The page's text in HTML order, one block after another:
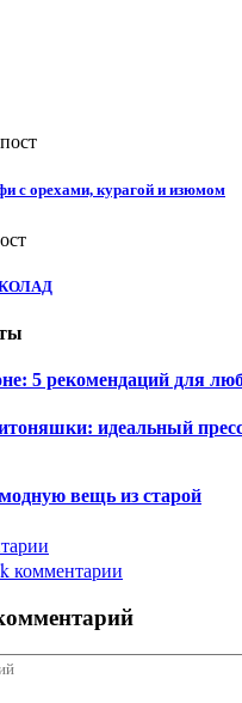
с орехами, курагой и изюмом
5 рекомендаций для
идеальный
вещь из старой
комментарии